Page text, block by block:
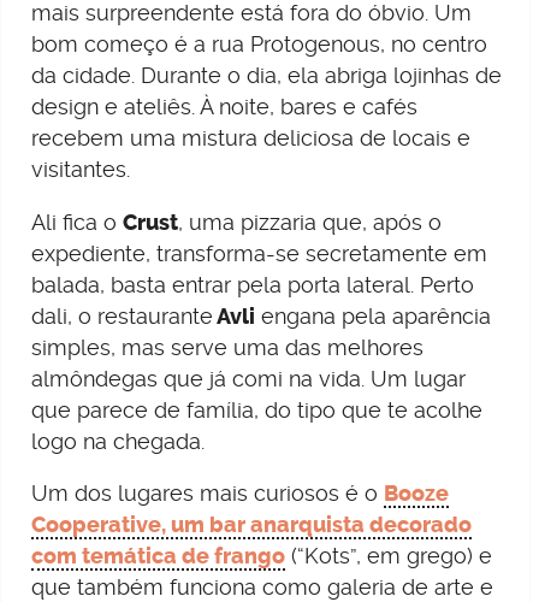
mais surpreendente está fora do óbvio. Um
bom começo é a rua Protogenous, no centro
da cidade. Durante o dia, ela abriga lojinhas de
design e ateliês. À noite, bares e cafés
recebem uma mistura deliciosa de locais e
visitantes.
Ali fica o Crust, uma pizzaria que, após o
expediente, transforma-se secretamente em
balada, basta entrar pela porta lateral. Perto
dali, o restaurante Avli engana pela aparência
simples, mas serve uma das melhores
almôndegas que já comi na vida. Um lugar
que parece de família, do tipo que te acolhe
logo na chegada.
Um dos lugares mais curiosos é o Booze
Cooperative, um bar anarquista decorado
com temática de frango (“Kots”, em grego) e
que também funciona como galeria de arte e